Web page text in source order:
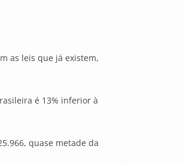
as leis que já existem,
é 13% inferior à
quase metade da